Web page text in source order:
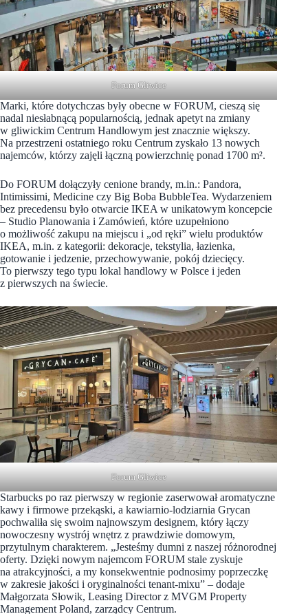
Forum Gliwice
Marki, które dotychczas były obecne w FORUM, cieszą się
nadal niesłabnącą popularnością, jednak apetyt na zmiany
w gliwickim Centrum Handlowym jest znacznie większy.
Na przestrzeni ostatniego roku Centrum zyskało 13 nowych
najemców, którzy zajęli łączną powierzchnię ponad 1700 m².
Do FORUM dołączyły cenione brandy, m.in.: Pandora,
Intimissimi, Medicine czy Big Boba BubbleTea. Wydarzeniem
bez precedensu było otwarcie IKEA w unikatowym koncepcie
– Studio Planowania i Zamówień, które uzupełniono
o możliwość zakupu na miejscu i „od ręki” wielu produktów
IKEA, m.in. z kategorii: dekoracje, tekstylia, łazienka,
gotowanie i jedzenie, przechowywanie, pokój dziecięcy.
To pierwszy tego typu lokal handlowy w Polsce i jeden
z pierwszych na świecie.
Forum Gliwice
Starbucks po raz pierwszy w regionie zaserwował aromatyczne
kawy i firmowe przekąski, a kawiarnio-lodziarnia Grycan
pochwaliła się swoim najnowszym designem, który łączy
nowoczesny wystrój wnętrz z prawdziwie domowym,
przytulnym charakterem. „Jesteśmy dumni z naszej różnorodnej
oferty. Dzięki nowym najemcom FORUM stale zyskuje
na atrakcyjności, a my konsekwentnie podnosimy poprzeczkę
w zakresie jakości i oryginalności tenant-mixu” – dodaje
Małgorzata Słowik, Leasing Director z MVGM Property
Management Poland, zarządcy Centrum.